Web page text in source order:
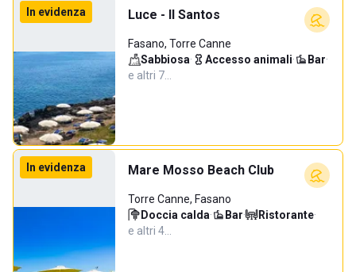
In evidenza Luce - Il Santos
Fasano, Torre Canne
Sabbiosa· Accesso animali· Bar·
e altri 7…
In evidenza Mare Mosso Beach Club
Torre Canne, Fasano
Doccia calda· Bar· Ristorante·
e altri 4…